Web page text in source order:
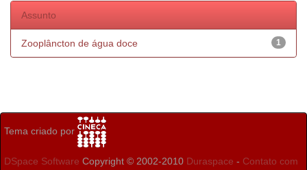
Assunto
1
Zooplâncton de água doce
Tema criado por
DSpace Software Copyright © 2002-2010 Duraspace - Contato com